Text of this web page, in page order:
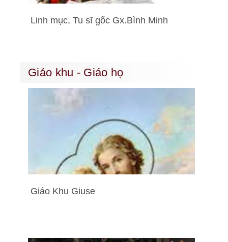
Linh mục, Tu sĩ gốc Gx.Bình Minh
Giáo khu - Giáo họ
Giáo Khu Giuse